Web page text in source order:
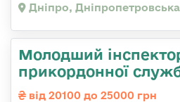
Дніпро,
Молодший
прикордонної
від 20100 до 25000 грн